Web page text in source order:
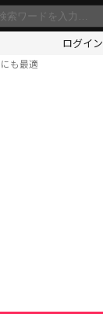
ログイン
も最適